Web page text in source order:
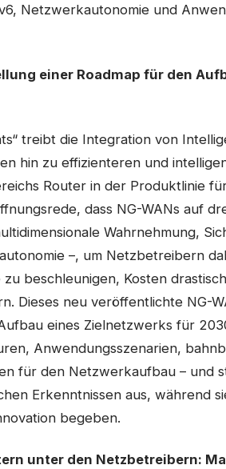
Netzwerkautonomie und
einer Roadmap für den
treibt die Integration von
hin zu effizienteren und
Router in der Produktlinie
dass NG-WANs auf
Wahrnehmung,
–, um Netzbetreibern
beschleunigen, Kosten
Dieses neu veröffentlichte NG-
eines Zielnetzwerks für
Anwendungsszenarien,
für den Netzwerkaufbau – und
Erkenntnissen aus, während
begeben.
unter den Netzbetreibern: